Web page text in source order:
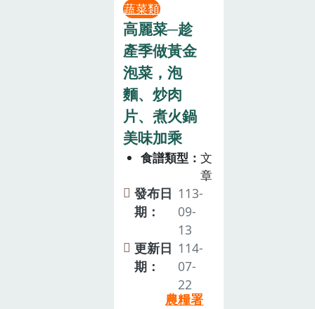
蔬菜類
高麗菜─趁
產季做黃金
泡菜，泡
麵、炒肉
片、煮火鍋
美味加乘
食譜類型
文
章
發布日
期：
113-
09-
13
更新日
期：
114-
07-
22
農糧署